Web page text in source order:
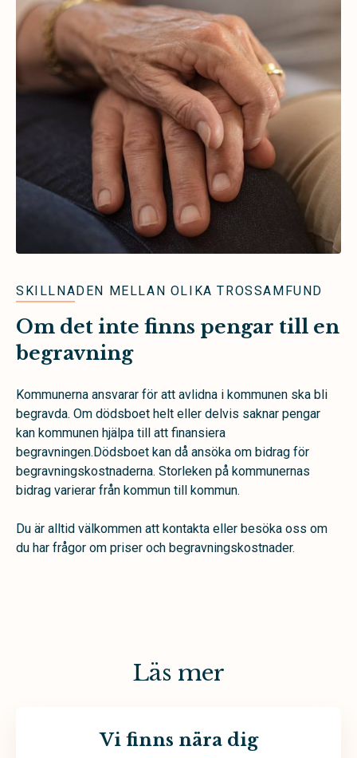
SKILLNADEN MELLAN OLIKA TROSSAMFUND
Om det inte finns pengar till en
begravning
Kommunerna ansvarar för att avlidna i kommunen ska bli
begravda. Om dödsboet helt eller delvis saknar pengar
kan kommunen hjälpa till att finansiera
begravningen.Dödsboet kan då ansöka om bidrag för
begravningskostnaderna. Storleken på kommunernas
bidrag varierar från kommun till kommun.
Du är alltid välkommen att kontakta eller besöka oss om
du har frågor om priser och begravningskostnader.
Läs mer
Vi finns nära dig